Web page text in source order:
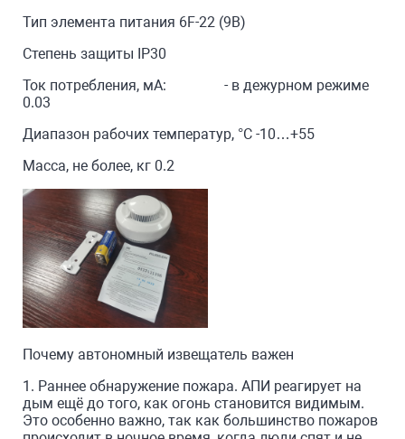
Тип элемента питания 6F-22 (9В)
Степень защиты IP30
Ток потребления, мА: - в дежурном режиме
0.03
Диапазон рабочих температур, °С -10…+55
Масса, не более, кг 0.2
Почему автономный извещатель важен
1. Раннее обнаружение пожара. АПИ реагирует на
дым ещё до того, как огонь становится видимым.
Это особенно важно, так как большинство пожаров